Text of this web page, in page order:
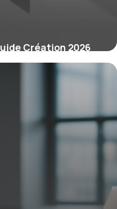
Création 2026